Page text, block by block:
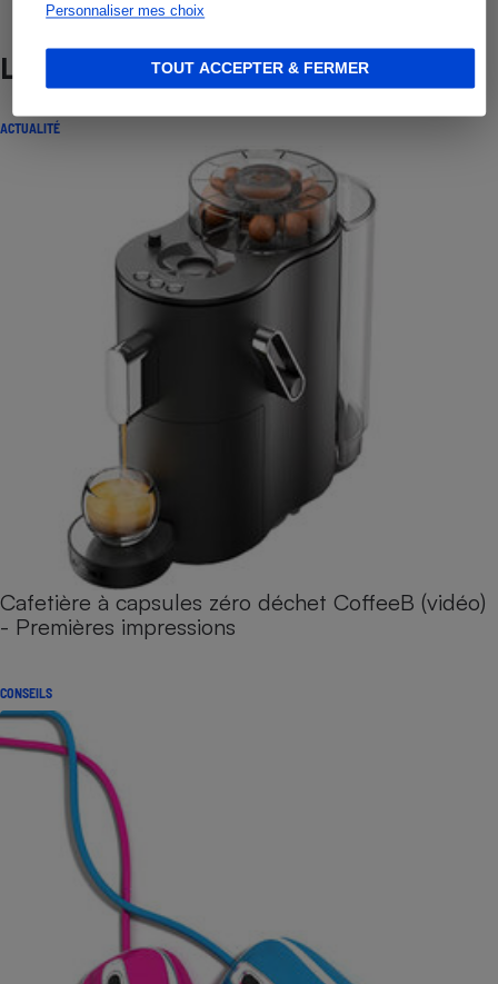
Personnaliser mes choix
TOUT ACCEPTER & FERMER
Lire aussi
ACTUALITÉ
Cafetière à capsules zéro déchet CoffeeB (vidéo)
- Premières impressions
CONSEILS